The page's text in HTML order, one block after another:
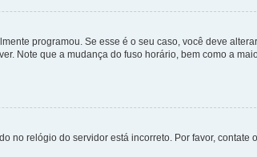
programou. Se esse é o seu caso, você deve
Note que a mudança do fuso horário, bem como a
no relógio do servidor está incorreto. Por favor, contate